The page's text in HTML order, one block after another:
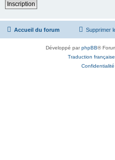
Inscription
Accueil du forum Supprimer
Développé parphpBB®
Traduction
Confidentialité